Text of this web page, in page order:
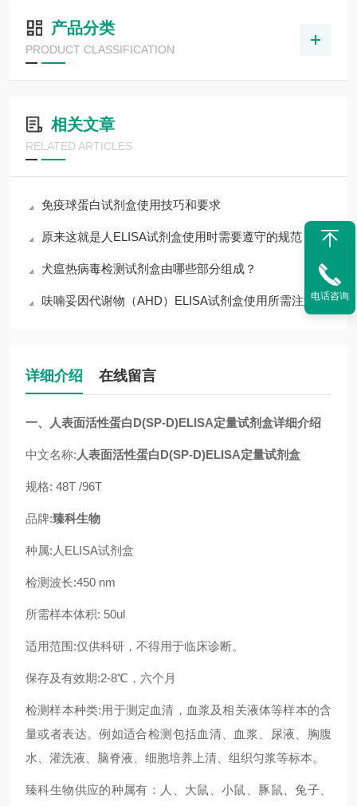
产品分类
PRODUCT CLASSIFICATION
相关文章
RELATED ARTICLES
免疫球蛋白试剂盒使用技巧和要求
原来这就是人ELISA试剂盒使用时需要遵守的规范
犬瘟热病毒检测试剂盒由哪些部分组成？
呋喃妥因代谢物（AHD）ELISA试剂盒使用所需注意的事项
详细介绍 在线留言
一、人表面活性蛋白D(SP-D)ELISA定量试剂盒详细介绍
中文名称: 人表面活性蛋白D(SP-D)ELISA定量试剂盒
规格: 48T /96T
品牌:臻科生物
种属:人ELISA试剂盒
检测波长:450 nm
所需样本体积: 50ul
适用范围:仅供科研，不得用于临床诊断。
保存及有效期:2-8℃，六个月
检测样本种类:用于测定血清，血浆及相关液体等样本的含
量或者表达。例如适合检测包括血清、血浆、尿液、胸腹
水、灌洗液、脑脊液、细胞培养上清、组织匀浆等标本。
臻科生物供应的种属有：人、大鼠、小鼠、豚鼠、兔子、
电话咨询